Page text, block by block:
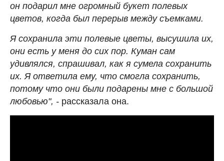
он подарил мне огромный букет полевых
цветов, когда был перерыв между съемками.
Я сохранила эти полевые цветы, высушила их,
они есть у меня до сих пор. Куман сам
удивлялся, спрашивал, как я сумела сохранить
их. Я ответила ему, что смогла сохранить,
потому что они были подарены мне с большой
любовью", - рассказала она.